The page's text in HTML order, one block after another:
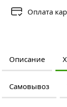
Оплата
Описание
Самовывоз